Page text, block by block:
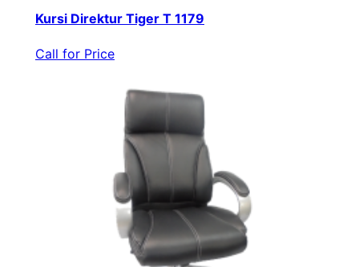
Kursi Direktur Tiger T 1179
Call for Price